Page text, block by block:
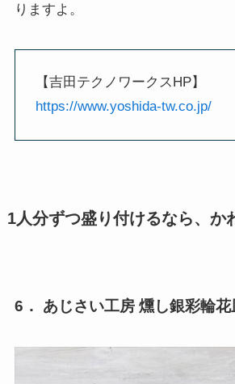
りますよ。
【吉田テクノワークスHP】
https://www.yoshida-tw.co.jp/
1人分ずつ盛り付けるなら、か
6． あじさい工房 燻し銀彩輪